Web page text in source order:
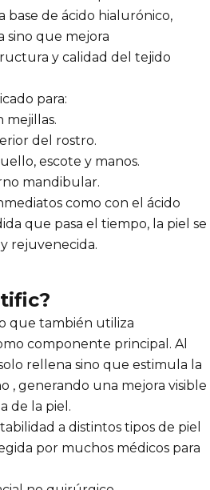
base de ácido hialurónico,
sino que mejora
y calidad del tejido
para:
mejillas.
del rostro.
escote y manos.
mandibular.
como con el ácido
que pasa el tiempo, la piel se
rejuvenecida.
que también utiliza
componente principal. Al
rellena sino que estimula la
, generando una mejora visible
de la piel.
a distintos tipos de piel
por muchos médicos para